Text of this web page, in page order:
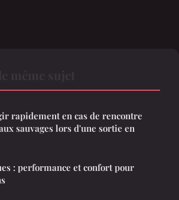
rapidement en cas de rencontre
sauvages lors d'une sortie en
: performance et confort pour